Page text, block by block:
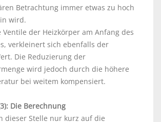
Betrachtung immer etwas zu hoch
wird.
Ventile der Heizkörper am Anfang des
verkleinert sich ebenfalls der
Die Reduzierung der
wird jedoch durch die höhere
bei weitem kompensiert.
Die Berechnung
dieser Stelle nur kurz auf die